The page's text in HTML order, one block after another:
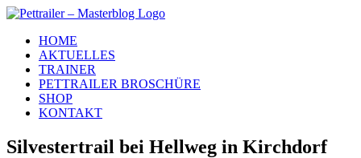
Zum
springenHOME
AKTUELLES
TRAINER
PETTRAILER BROSCHÜRE
SHOP
KONTAKT
Silvestertrail bei Hellweg in Kirchdorf